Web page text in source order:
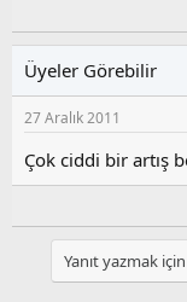
i
l
e
r
:
Üyeler Görebilir
27 Aralık 2011
Çok ciddi bir artış
Yanıt yazmak